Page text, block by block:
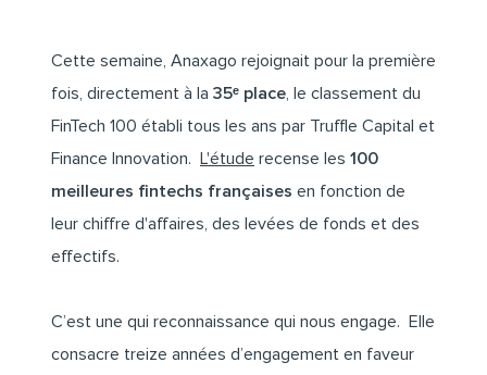
Cette semaine, Anaxago rejoignait pour la première
fois, directement à la 35ᵉ place, le classement du
FinTech 100 établi tous les ans par Truffle Capital et
Finance Innovation. L'étude recense les 100
meilleures fintechs françaises en fonction de
leur chiffre d'affaires, des levées de fonds et des
effectifs.
C’est une qui reconnaissance qui nous engage. Elle
consacre treize années d’engagement en faveur